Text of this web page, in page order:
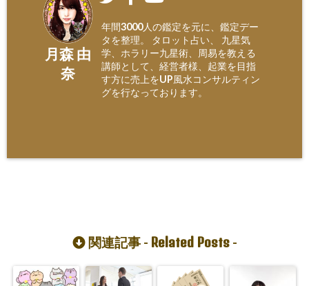
月森 由
奈
年間3000人の鑑定を元に、鑑定デー
タを整理。 タロット占い、 九星気
学、ホラリー九星術、周易を教える
講師として、経営者様、起業を目指
す方に売上をUP風水コンサルティン
グを行なっております。
関連記事 - Related Posts-